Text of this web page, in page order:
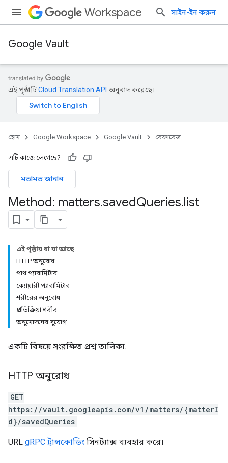
Workspace সাইন-ইন করুন
Google Vault
এই পৃষ্ঠাটিCloud Translation API অনুবাদ করেছে।
হোম Google Workspace Google Vault রেফারেন্স
এটি কাজে লেগেছে?
মতামত জানান
Method: matters.savedQueries.list
এই পৃষ্ঠায় যা যা আছে
HTTP অনুরোধ
পাথ প্যারামিটার
ক্যোয়ারী প্যারামিটার
শরীরের অনুরোধ
প্রতিক্রিয়া শরীর
অনুমোদনের সুযোগ
একটি বিষয়ে সংরক্ষিত প্রশ্ন তালিকা.
HTTP অনুরোধ
GET
https://vault.googleapis.com/v1/matters/{matterI
d}/savedQueries
URL gRPC ট্রান্সকোডিং সিনট্যাক্স ব্যবহার করে।